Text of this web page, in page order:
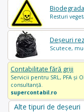
Resturi
Deșeuri
Scutece,
Contabilitate fără griji
Servicii pentru SRL, PFA și
consultanță.
supercontabil.ro
Alte tipuri de deșeuri